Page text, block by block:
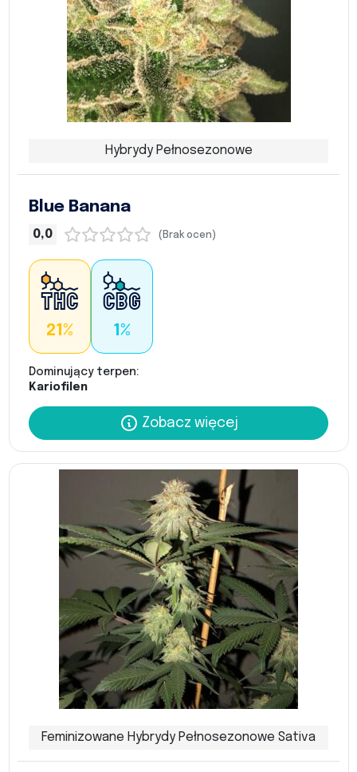
Hybrydy Pełnosezonowe
Blue Banana
0,0 (Brak ocen)
21% 1%
Dominujący terpen:
Kariofilen
Zobacz więcej
Feminizowane Hybrydy Pełnosezonowe Sativa